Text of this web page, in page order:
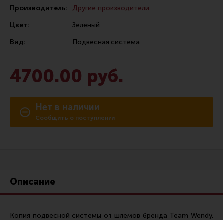
Сошки
Антабки и ремни
Фонари и ЛЦУ
Идеи для подарков
Снаряжение для IPSC
Кобуры для IPSC
Паучеры и патронташи
Производитель:
Другие производители
Цвет:
Зеленый
Вид:
Подвесная система
4700.00 руб.
Нет в наличии
Сообщить о поступлении
Описание
Копия подвесной системы от шлемов бренда Team Wendy.